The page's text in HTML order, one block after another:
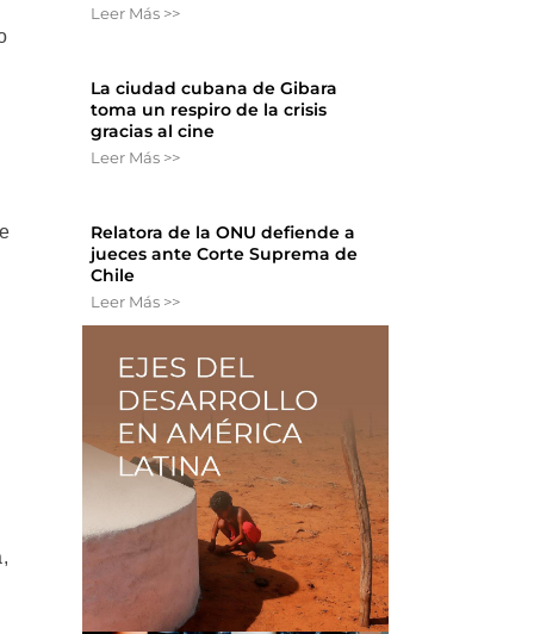
Leer Más >>
La ciudad cubana de Gibara
toma un respiro de la crisis
gracias al cine
Leer Más >>
Relatora de la ONU defiende a
jueces ante Corte Suprema de
Chile
Leer Más >>